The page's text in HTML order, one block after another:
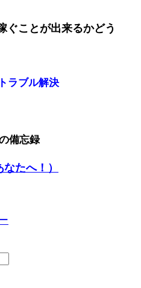
ぐことが出来るかどう
ラブル解決
備忘録
たへ！）